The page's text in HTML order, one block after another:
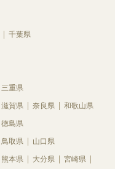
千葉県
三重県
滋賀県 奈良県 和歌山県
徳島県
鳥取県 山口県
熊本県 大分県
宮崎県